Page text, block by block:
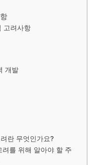
고려사항
개발
란 무엇인가요?
를 위해 알아야 할 주